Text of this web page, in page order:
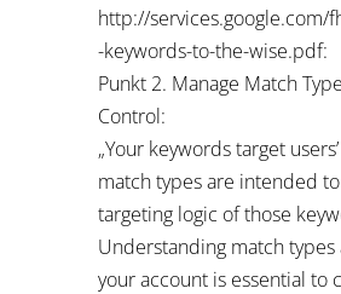
http://services.google.com/
-keywords-to-the-wise.pdf:
Punkt 2. Manage Match
Control:
„Your keywords target
match types are intended
targeting logic of those
Understanding match
your account is essential to